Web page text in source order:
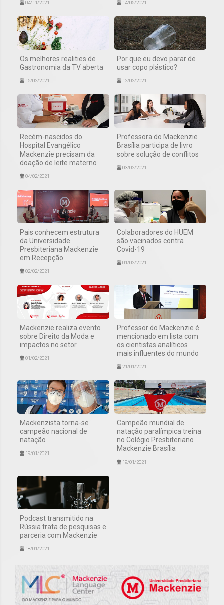
04/11/2021 14/05/2021
Os melhores realities de
Gastronomia da TV aberta
15/02/2021
Por que eu devo parar de
usar copo plástico?
12/02/2021
Recém-nascidos do
Hospital Evangélico
Mackenzie precisam da
doação de leite materno
04/02/2021
Professora do Mackenzie
Brasília participa de livro
sobre solução de conflitos
03/02/2021
Pais conhecem estrutura
da Universidade
Presbiteriana Mackenzie
em Recepção
02/02/2021
Colaboradores do HUEM
são vacinados contra
Covid-19
01/02/2021
Mackenzie realiza evento
sobre Direito da Moda e
impactos no setor
01/02/2021
Professor do Mackenzie é
mencionado em lista com
os cientistas analíticos
mais influentes do mundo
21/01/2021
Mackenzista torna-se
campeão nacional de
natação
19/01/2021
Campeão mundial de
natação paralímpica treina
no Colégio Presbiteriano
Mackenzie Brasília
19/01/2021
Podcast transmitido na
Rússia trata de pesquisas e
parceria com Mackenzie
18/01/2021